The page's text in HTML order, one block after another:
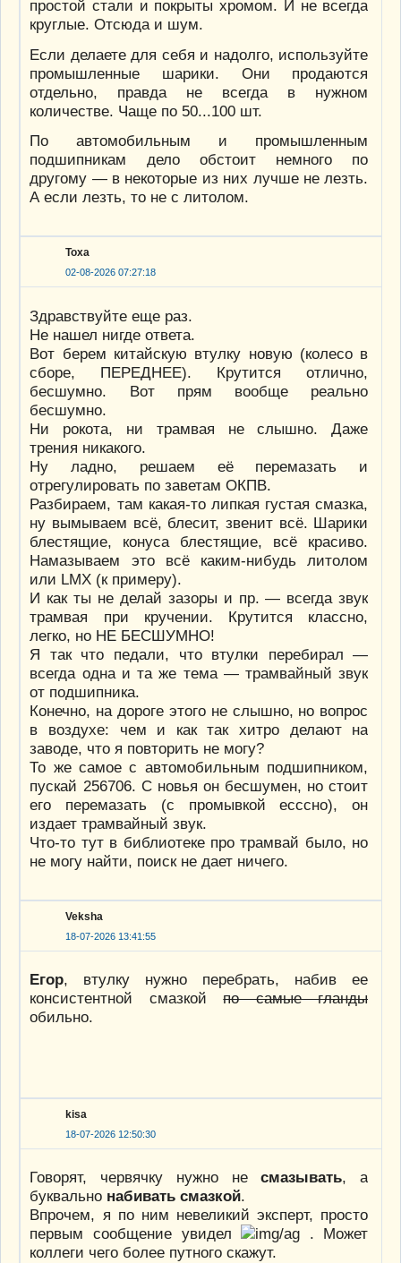
простой стали и покрыты хромом. И не всегда
круглые. Отсюда и шум.
Если делаете для себя и надолго, используйте
промышленные шарики. Они продаются
отдельно, правда не всегда в нужном
количестве. Чаще по 50...100 шт.
По автомобильным и промышленным
подшипникам дело обстоит немного по
другому — в некоторые из них лучше не лезть.
А если лезть, то не с литолом.
Тоха
02-08-2026 07:27:18
Здравствуйте еще раз.
Не нашел нигде ответа.
Вот берем китайскую втулку новую (колесо в
сборе, ПЕРЕДНЕЕ). Крутится отлично,
бесшумно. Вот прям вообще реально
бесшумно.
Ни рокота, ни трамвая не слышно. Даже
трения никакого.
Ну ладно, решаем её перемазать и
отрегулировать по заветам ОКПВ.
Разбираем, там какая-то липкая густая смазка,
ну вымываем всё, блесит, звенит всё. Шарики
блестящие, конуса блестящие, всё красиво.
Намазываем это всё каким-нибудь литолом
или LMX (к примеру).
И как ты не делай зазоры и пр. — всегда звук
трамвая при кручении. Крутится классно,
легко, но НЕ БЕСШУМНО!
Я так что педали, что втулки перебирал —
всегда одна и та же тема — трамвайный звук
от подшипника.
Конечно, на дороге этого не слышно, но вопрос
в воздухе: чем и как так хитро делают на
заводе, что я повторить не могу?
То же самое с автомобильным подшипником,
пускай 256706. С новья он бесшумен, но стоит
его перемазать (с промывкой есссно), он
издает трамвайный звук.
Что-то тут в библиотеке про трамвай было, но
не могу найти, поиск не дает ничего.
Veksha
18-07-2026 13:41:55
Егор, втулку нужно перебрать, набив ее
консистентной смазкойпо самые гланды
обильно.
kisa
18-07-2026 12:50:30
Говорят, червячку нужно несмазывать, а
буквально набивать смазкой.
Впрочем, я по ним невеликий эксперт, просто
первым сообщение увидел
. Может
коллеги чего более путного скажут.